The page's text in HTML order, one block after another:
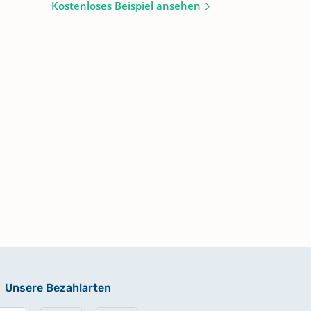
Kostenloses Beispiel ansehen
Unsere Bezahlarten